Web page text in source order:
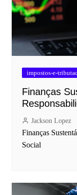
impostos-e-
Finanças
Jackson Lopez
Finanças
Social